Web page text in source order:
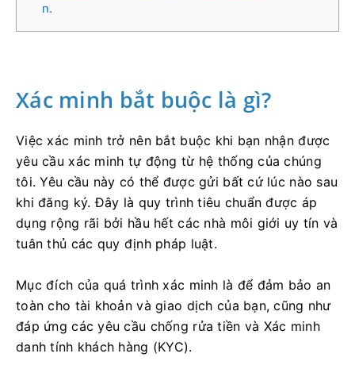
n.
Xác minh bắt buộc là gì?
Việc xác minh trở nên bắt buộc khi bạn nhận được
yêu cầu xác minh tự động từ hệ thống của chúng
tôi. Yêu cầu này có thể được gửi bất cứ lúc nào sau
khi đăng ký. Đây là quy trình tiêu chuẩn được áp
dụng rộng rãi bởi hầu hết các nhà môi giới uy tín và
tuân thủ các quy định pháp luật.
Mục đích của quá trình xác minh là để đảm bảo an
toàn cho tài khoản và giao dịch của bạn, cũng như
đáp ứng các yêu cầu chống rửa tiền và Xác minh
danh tính khách hàng (KYC).